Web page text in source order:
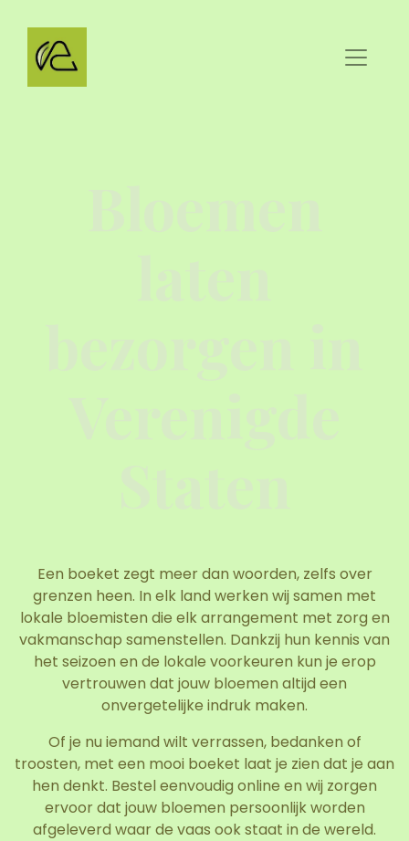
Een boeket zegt meer dan woorden, zelfs over
grenzen heen. In elk land werken wij samen met
lokale bloemisten die elk arrangement met zorg en
vakmanschap samenstellen. Dankzij hun kennis van
het seizoen en de lokale voorkeuren kun je erop
vertrouwen dat jouw bloemen altijd een
onvergetelijke indruk maken.
Of je nu iemand wilt verrassen, bedanken of
troosten, met een mooi boeket laat je zien dat je aan
hen denkt. Bestel eenvoudig online en wij zorgen
ervoor dat jouw bloemen persoonlijk worden
afgeleverd waar de vaas ook staat in de wereld.